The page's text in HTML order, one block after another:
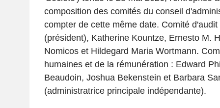
composition des comités du conseil
compter de cette même date. Comité
(président), Katherine Kountze, Ernesto M.
Nomicos et Hildegard Maria Wortmann.
humaines et de la rémunération : Edward
Beaudoin, Joshua Bekenstein et Barbara
(administratrice principale indépendante).